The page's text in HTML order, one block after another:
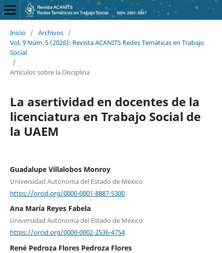
Inicio / Archivos /
Vol. 9 Núm. 5 (2026): Revista ACANITS Redes Temáticas en Trabajo
Social
/
Artículos sobre la Disciplina
La asertividad en docentes de la
licenciatura en Trabajo Social de
la UAEM
Guadalupe Villalobos Monroy
Universidad Autónoma del Estado de México
https://orcid.org/0000-0001-8887-5300
Ana María Reyes Fabela
Universidad Autónoma del Estado de México
https://orcid.org/0000-0002-2536-4754
René Pedroza Flores Pedroza Flores